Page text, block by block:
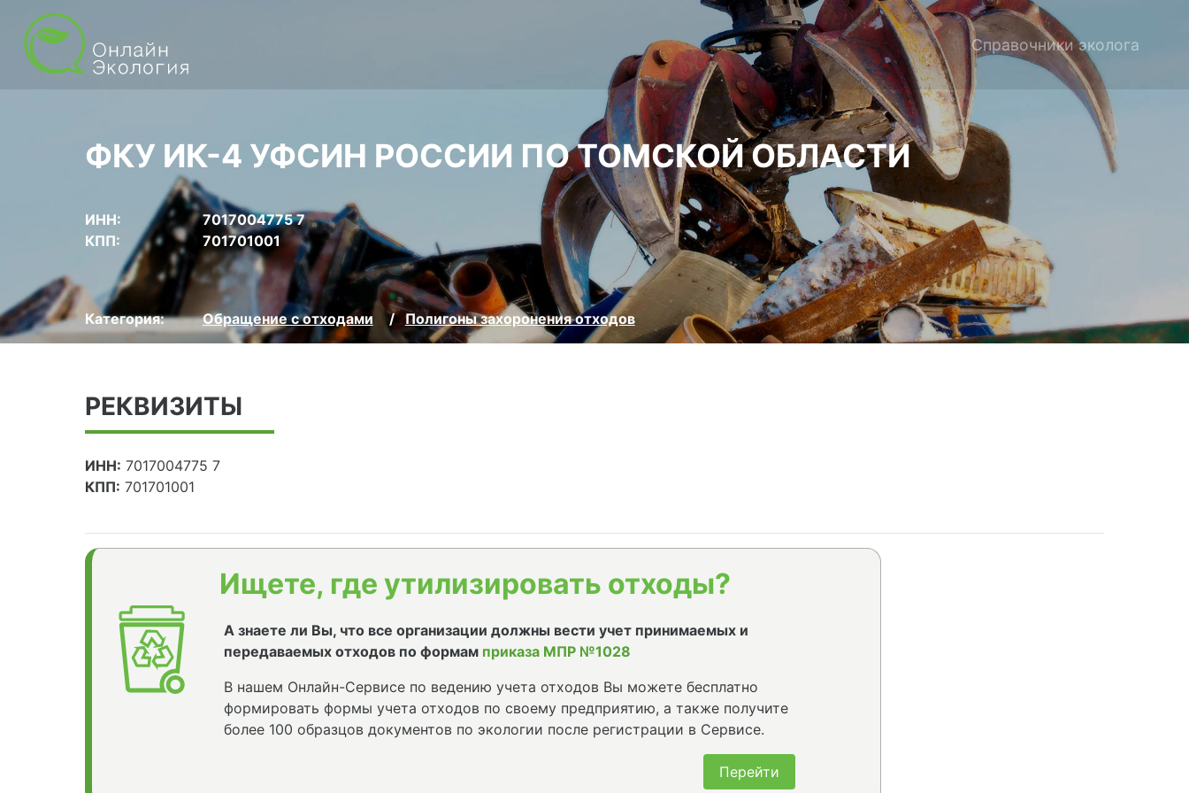
Справочники эколога
ФКУ ИК-4 УФСИН РОССИИ ПО ТОМСКОЙ ОБЛАСТИ
ИНН:
7017004775 7
КПП:
701701001
Категория: Обращение с отходами Полигоны захоронения отходов
РЕКВИЗИТЫ
ИНН: 7017004775 7
КПП: 701701001
Ищете, где утилизировать отходы?
А знаете ли Вы, что все организации должны вести учет принимаемых и
передаваемых отходов по формам приказа МПР №1028
В нашем Онлайн-Сервисе по ведению учета отходов Вы можете бесплатно
формировать формы учета отходов по своему предприятию, а также получите
более 100 образцов документов по экологии после регистрации в Сервисе.
Перейти